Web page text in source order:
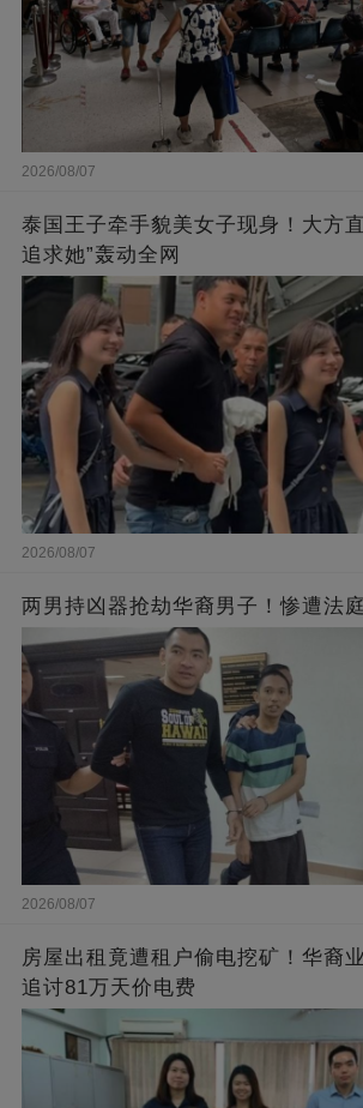
2026/08/07
泰国王子牵手貌美女子现身！大方
追求她”轰动全网
2026/08/07
两男持凶器抢劫华裔男子！惨遭法
2026/08/07
房屋出租竟遭租户偷电挖矿！华裔
追讨81万天价电费